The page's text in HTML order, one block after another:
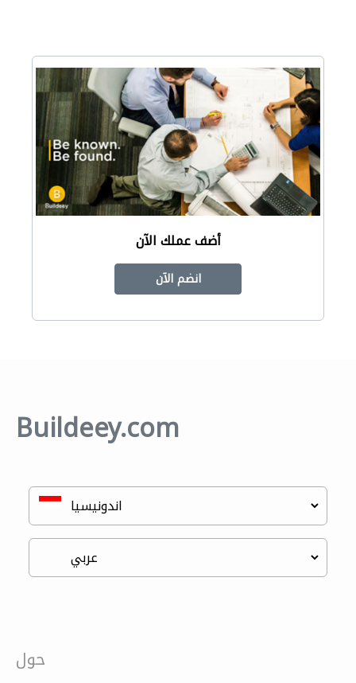
أضف عملك الآن
انضم الآن
Buildeey.com
حول